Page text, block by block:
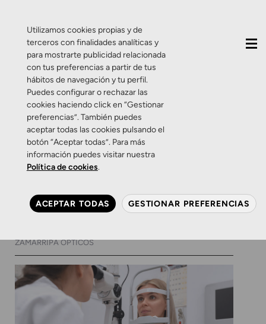
Categoría:Glaucoma
Glaucoma Salud Visual
Glaucoma: la alteración
frenar a tiempo
ZAMARRIPA ÓPTICOS
Utilizamos cookies propias y de
terceros con finalidades analíticas y
para mostrarte publicidad relacionada
con tus preferencias a partir de tus
hábitos de navegación y tu perfil.
Puedes configurar o rechazar las
cookies haciendo click en “Gestionar
preferencias”. También puedes
aceptar todas las cookies pulsando el
botón “Aceptar todas”. Para más
información puedes visitar nuestra
Política de cookies.
ACEPTAR TODAS GESTIONAR PREFERENCIAS